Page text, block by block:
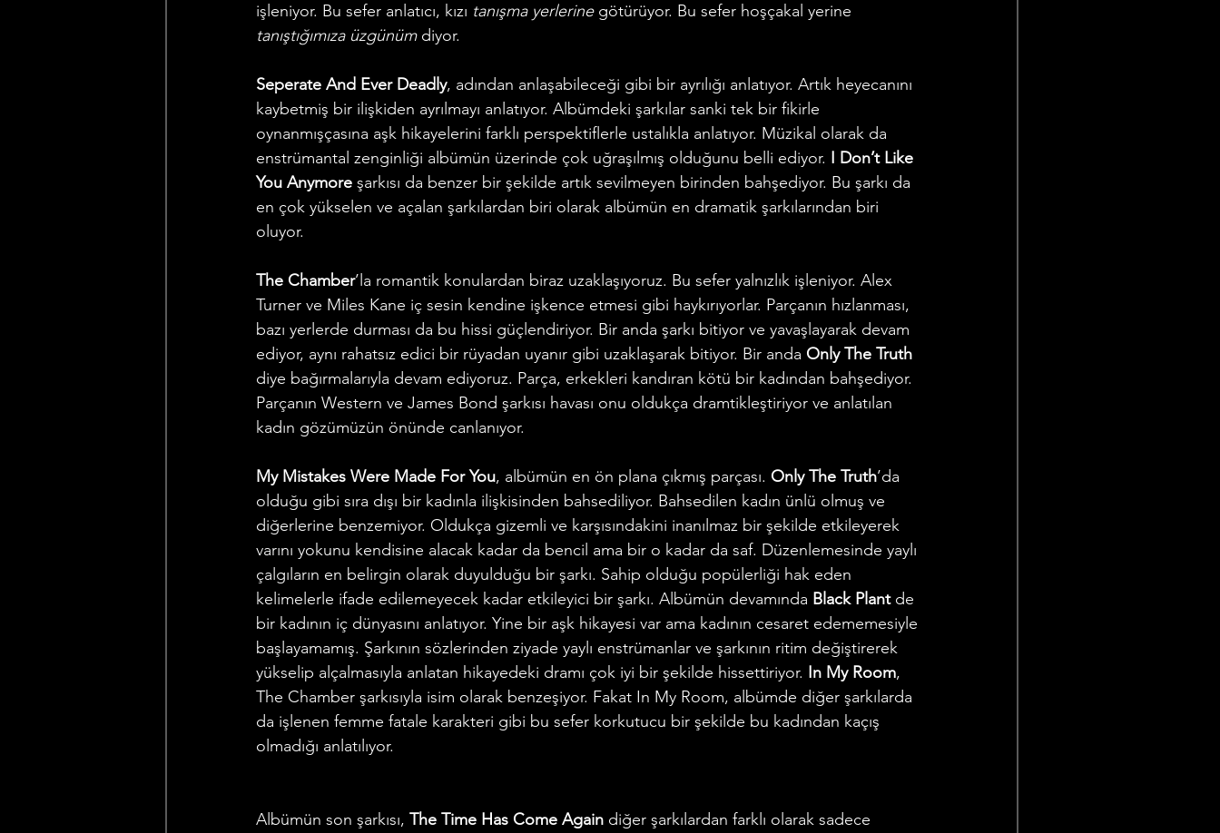
işleniyor. Bu sefer anlatıcı, kızı tanışma yerlerine götürüyor. Bu sefer hoşçakal yerine
tanıştığımıza üzgünüm diyor.
Seperate And Ever Deadly, adından anlaşabileceği gibi bir ayrılığı anlatıyor. Artık heyecanını
kaybetmiş bir ilişkiden ayrılmayı anlatıyor. Albümdeki şarkılar sanki tek bir fikirle
oynanmışçasına aşk hikayelerini farklı perspektiflerle ustalıkla anlatıyor. Müzikal olarak da
enstrümantal zenginliği albümün üzerinde çok uğraşılmış olduğunu belli ediyor. I Don’t Like
You Anymore şarkısı da benzer bir şekilde artık sevilmeyen birinden bahşediyor. Bu şarkı da
en çok yükselen ve açalan şarkılardan biri olarak albümün en dramatik şarkılarından biri
oluyor.
The Chamber’la romantik konulardan biraz uzaklaşıyoruz. Bu sefer yalnızlık işleniyor. Alex
Turner ve Miles Kane iç sesin kendine işkence etmesi gibi haykırıyorlar. Parçanın hızlanması,
bazı yerlerde durması da bu hissi güçlendiriyor. Bir anda şarkı bitiyor ve yavaşlayarak devam
ediyor, aynı rahatsız edici bir rüyadan uyanır gibi uzaklaşarak bitiyor. Bir anda Only The Truth
diye bağırmalarıyla devam ediyoruz. Parça, erkekleri kandıran kötü bir kadından bahşediyor.
Parçanın Western ve James Bond şarkısı havası onu oldukça dramtikleştiriyor ve anlatılan
kadın gözümüzün önünde canlanıyor.
My Mistakes Were Made For You, albümün en ön plana çıkmış parçası. Only The Truth’da
olduğu gibi sıra dışı bir kadınla ilişkisinden bahsediliyor. Bahsedilen kadın ünlü olmuş ve
diğerlerine benzemiyor. Oldukça gizemli ve karşısındakini inanılmaz bir şekilde etkileyerek
varını yokunu kendisine alacak kadar da bencil ama bir o kadar da saf. Düzenlemesinde yaylı
çalgıların en belirgin olarak duyulduğu bir şarkı. Sahip olduğu popülerliği hak eden
kelimelerle ifade edilemeyecek kadar etkileyici bir şarkı. Albümün devamında Black Plant de
bir kadının iç dünyasını anlatıyor. Yine bir aşk hikayesi var ama kadının cesaret edememesiyle
başlayamamış. Şarkının sözlerinden ziyade yaylı enstrümanlar ve şarkının ritim değiştirerek
yükselip alçalmasıyla anlatan hikayedeki dramı çok iyi bir şekilde hissettiriyor. In My Room,
The Chamber şarkısıyla isim olarak benzeşiyor. Fakat In My Room, albümde diğer şarkılarda
da işlenen femme fatale karakteri gibi bu sefer korkutucu bir şekilde bu kadından kaçış
olmadığı anlatılıyor.
Albümün son şarkısı, The Time Has Come Again diğer şarkılardan farklı olarak sadece